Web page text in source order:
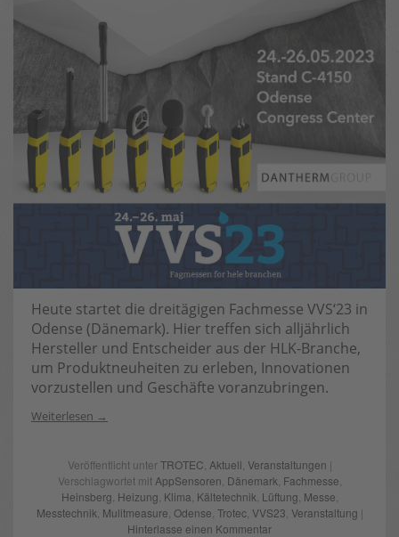
Heute startet die dreitägigen Fachmesse VVS‘23 in
Odense (Dänemark). Hier treffen sich alljährlich
Hersteller und Entscheider aus der HLK-Branche,
um Produktneuheiten zu erleben, Innovationen
vorzustellen und Geschäfte voranzubringen.
Weiterlesen
Veröffentlicht unterTROTEC Aktuell Veranstaltungen |
Verschlagwortet mit AppSensoren Dänemark Fachmesse
Heinsberg Heizung Klima Kältetechnik Lüftung Messe
Messtechnik Mulitmeasure Odense Trotec, VVS23 Veranstaltung |
Hinterlasse einen Kommentar